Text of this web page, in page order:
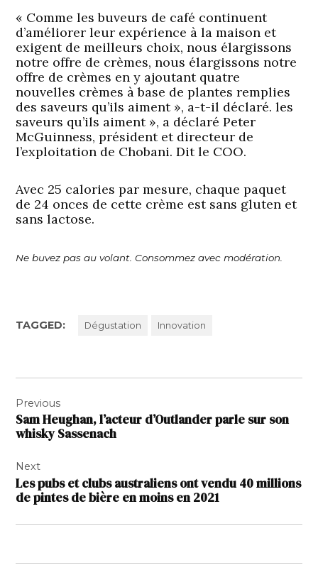
« Comme les buveurs de café continuent
d’améliorer leur expérience à la maison et
exigent de meilleurs choix, nous élargissons
notre offre de crèmes, nous élargissons notre
offre de crèmes en y ajoutant quatre
nouvelles crèmes à base de plantes remplies
des saveurs qu’ils aiment », a-t-il déclaré. les
saveurs qu’ils aiment », a déclaré Peter
McGuinness, président et directeur de
l’exploitation de Chobani. Dit le COO.
Avec 25 calories par mesure, chaque paquet
de 24 onces de cette crème est sans gluten et
sans lactose.
Ne buvez pas au volant. Consommez avec modération.
TAGGED: Dégustation Innovation
de
l’article
Previous
Sam Heughan, l’acteur d’Outlander parle sur son
whisky Sassenach
Next
Les pubs et clubs australiens ont vendu 40 millions
de pintes de bière en moins en 2021